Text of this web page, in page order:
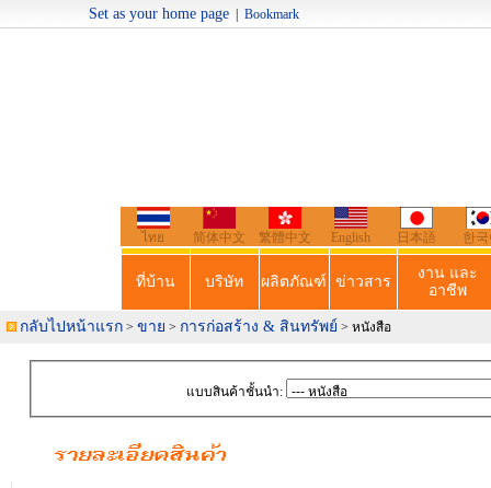
Set as your home page |Bookmark
ไทย 简体中文 繁體中文 English 日本語 한
ที่บ้าน บริษัท ผลิตภัณฑ์ ข่าวสาร
งาน และ
อาชีพ
กลับไปหน้าแรก > ขาย > การก่อสร้าง & สินทรัพย์ > หนังสือ
แบบสินค้าชั้นนำ: